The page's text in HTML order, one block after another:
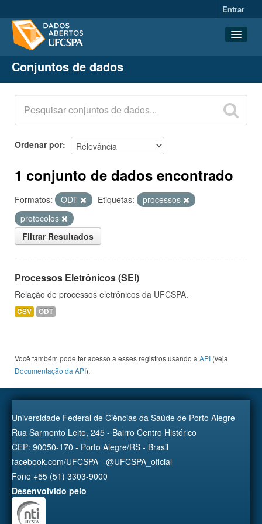
Entrar
Conjuntos de dados
Organizações
Grupos
Sobre
Conjuntos de dados
Ordenar por
1 conjunto de dados encontrado
Formatos: ODT Etiquetas:
processos
protocolos
Filtrar Resultados
Processos Eletrônicos (SEI)
Relação de processos eletrônicos da UFCSPA.
CSV ODT
Você também pode ter acesso a esses registros usando a API (veja
Documentação da API).
Universidade Federal de Ciências da Saúde de Porto Alegre
Rua Sarmento Leite, 245 - Bairro Centro Histórico
CEP: 90050-170 - Porto Alegre/RS - Brasil
facebook.com/UFCSPA - @UFCSPA_oficial
Fone +55 (51) 3303-9000
Desenvolvido pelo